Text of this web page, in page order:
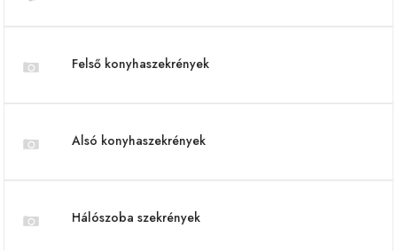
Felső konyhaszekrények
Alsó konyhaszekrények
Hálószoba szekrények